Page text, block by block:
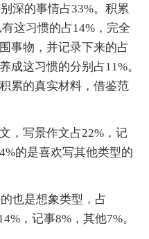
深的事情占33%。积累
这习惯的占14%，完全
事物，并记录下来的占
成这习惯的分别占11%。
累的真实材料，借鉴范
，写景作文占22%，记
的是喜欢写其他类型的
也是想象类型，占
，记事8%，其他7%。